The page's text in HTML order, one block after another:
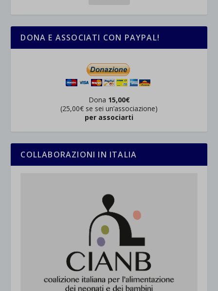
DONA E ASSOCIATI CON PAYPAL!
Dona 15,00€
(25,00€ se sei un’associazione)
per associarti
COLLABORAZIONI IN ITALIA